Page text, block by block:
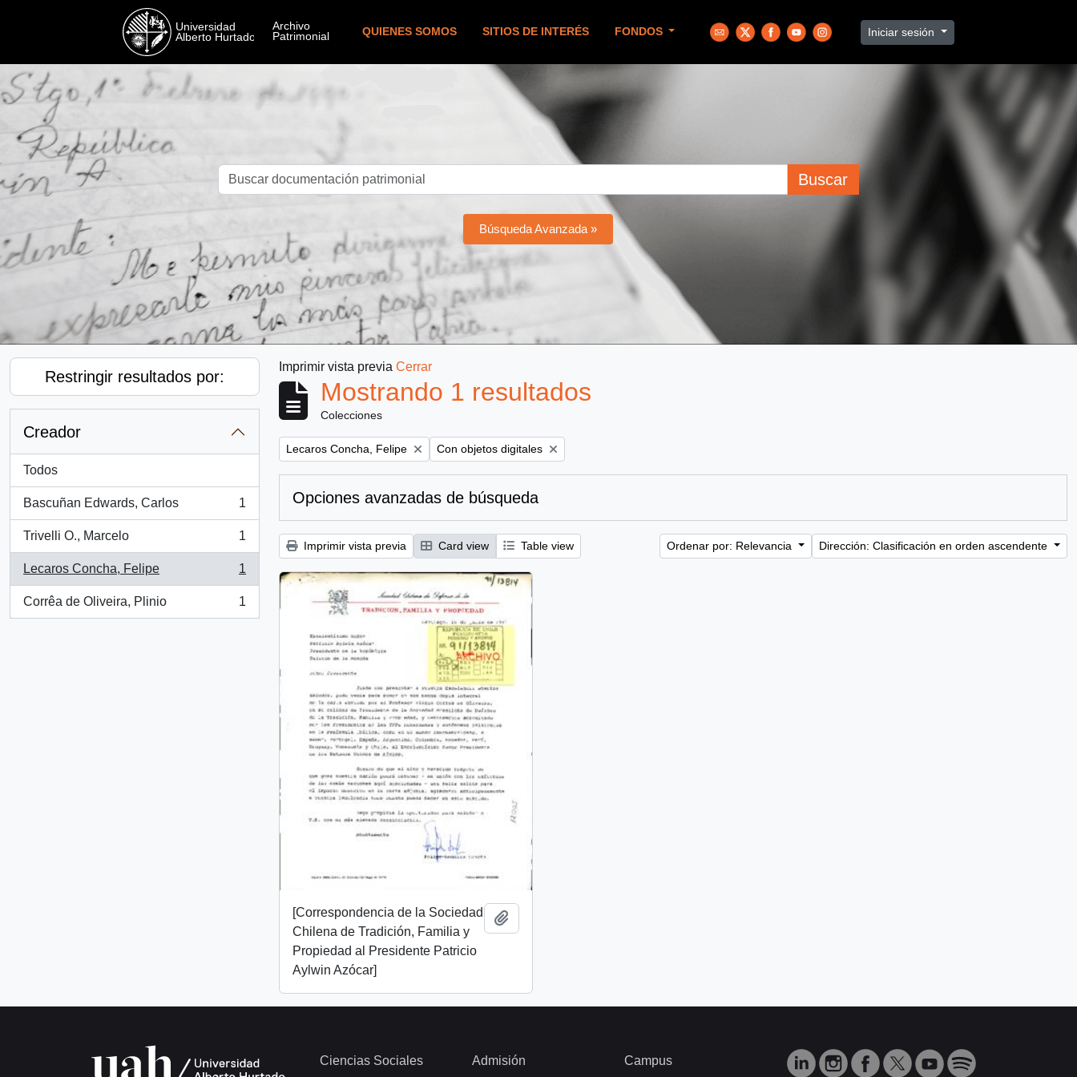
QUIENES SOMOS SITIOS DE INTERÉS FONDOS Iniciar sesión
Buscar
Búsqueda Avanzada »
Restringir resultados por:
Creador
Todos
Bascuñan Edwards, Carlos
, 1 resultados
1
Trivelli O., Marcelo
, 1 resultados
1
Lecaros Concha, Felipe
, 1 resultados
1
Corrêa de Oliveira, Plinio
, 1 resultados
1
Imprimir vista previa Cerrar
Mostrando 1 resultados
Colecciones
Remove filter:
Lecaros Concha, Felipe Remove filter:
Con objetos digitales
Opciones avanzadas de búsqueda
Imprimir vista previa Card view Table view Ordenar por: Relevancia Dirección: Clasificación en orden ascendente
[Correspondencia de la Sociedad
Chilena de Tradición, Familia y
Propiedad al Presidente Patricio
Aylwin Azócar]
Ciencias Sociales Admisión Campus